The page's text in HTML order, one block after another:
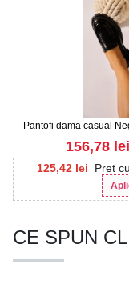
Pantofi dama casual
Yeily
125,42 lei Pret
156,78 lei
CE SPUN